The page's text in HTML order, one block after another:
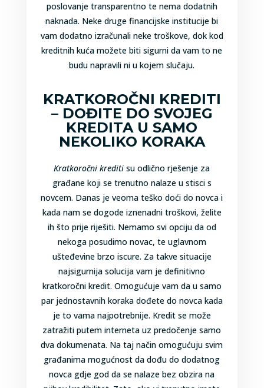
poslovanje transparentno te nema dodatnih
naknada. Neke druge financijske institucije bi
vam dodatno izračunali neke troškove, dok kod
kreditnih kuća možete biti sigurni da vam to ne
budu napravili ni u kojem slučaju.
KRATKOROČNI KREDITI
– DOĐITE DO SVOJEG
KREDITA U SAMO
NEKOLIKO KORAKA
Kratkoročni krediti su odlično rješenje za
građane koji se trenutno nalaze u stisci s
novcem. Danas je veoma teško doći do novca i
kada nam se dogode iznenadni troškovi, želite
ih što prije riješiti. Nemamo svi opciju da od
nekoga posudimo novac, te uglavnom
ušteđevine brzo iscure. Za takve situacije
najsigurnija solucija vam je definitivno
kratkoročni kredit. Omogućuje vam da u samo
par jednostavnih koraka dođete do novca kada
je to vama najpotrebnije. Kredit se može
zatražiti putem interneta uz predočenje samo
dva dokumenata. Na taj način omogućuju svim
građanima mogućnost da dođu do dodatnog
novca gdje god da se nalaze bez obzira na